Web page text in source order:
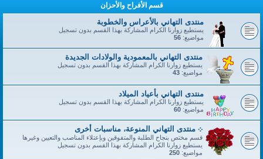
قسم الأفراح والأحزان
منتدى التهاني بالأعراس والخطوبة
يستطيع زوارنا الكرام المشاركة بهذا القسم بدون تسجيل
مواضيع: 56
منتدى التهاني بالمعمودية والولادات الجديدة
يستطيع زوارنا الكرام المشاركة بهذا القسم بدون تسجيل
مواضيع: 43
منتدى التهاني بأعياد الميلاد
يستطيع زوارنا الكرام المشاركة بهذا القسم بدون تسجيل
مواضيع: 60
܀ منتدى التهاني المنوعة، مناسبات أخرى
قسم مختص بنجاح الطلبة والمتفوقين وبإعتلاء المناصب والتعيين وغيرها
يستطيع زوارنا الكرام المشاركة بهذا القسم بدون تسجيل
مواضيع: 250